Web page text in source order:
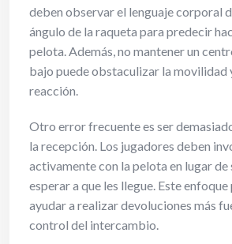
deben observar el lenguaje corporal
ángulo de la raqueta para predecir
pelota. Además, no mantener un
bajo puede obstaculizar la movilidad
reacción.
Otro error frecuente es ser
la recepción. Los jugadores deben
activamente con la pelota en lugar
esperar a que les llegue. Este
ayudar a realizar devoluciones más
control del intercambio.